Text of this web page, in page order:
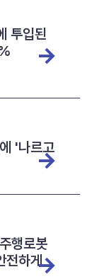
투입된
'나르고
행로봇
전하게